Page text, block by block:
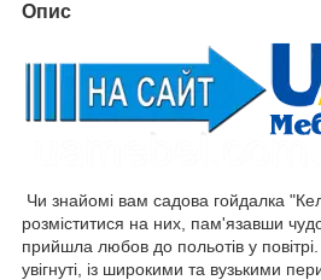
Опис
Чи знайомі вам садова гойдалка
розміститися на них, пам'язавши
прийшла любов до польотів у
увігнуті, із широкими та вузькими